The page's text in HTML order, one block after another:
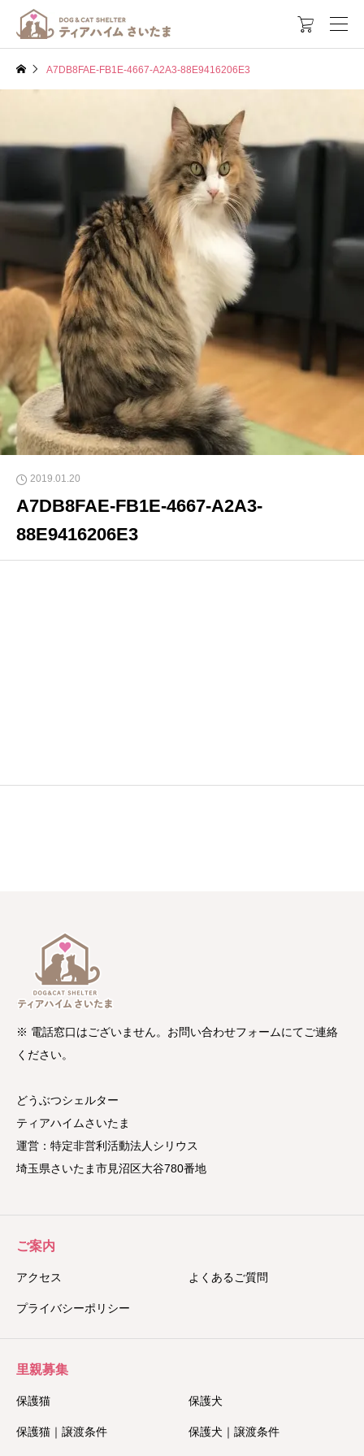

A7DB8FAE-FB1E-4667-A2A3-88E9416206E3
2019.01.20
A7DB8FAE-FB1E-4667-A2A3-
88E9416206E3
※ 電話窓口はございません。お問い合わせフォームにてご連絡
ください。
どうぶつシェルター
ティアハイムさいたま
運営：特定非営利活動法人シリウス
埼玉県さいたま市見沼区大谷780番地
ご案内
アクセス よくあるご質問
プライバシーポリシー
里親募集
保護猫 保護犬
保護猫｜譲渡条件 保護犬｜譲渡条件